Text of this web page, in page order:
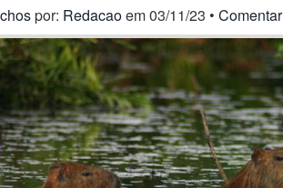
por: Redacaoem 03/11/23 • Comentar